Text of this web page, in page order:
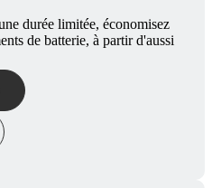
durée limitée, économisez
de batterie, à partir d'aussi